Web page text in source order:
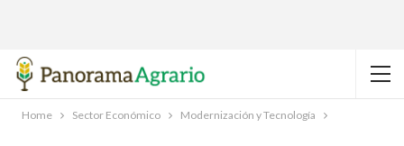
Home Sector Económico Modernización y Tecnología